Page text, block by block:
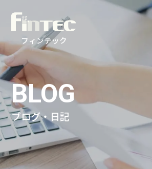
フィンテック
BLOG
ブログ・日記